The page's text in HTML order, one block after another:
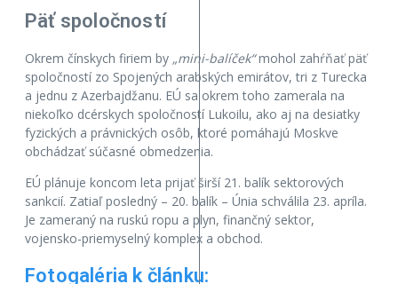
Päť spoločností
Okrem čínskych firiem by „mini-balíček“mohol zahŕňať päť
spoločností zo Spojených arabských emirátov, tri z Turecka
a jednu z Azerbajdžanu. EÚ sa okrem toho zamerala na
niekoľko dcérskych spoločností Lukoilu, ako aj na desiatky
fyzických a právnických osôb, ktoré pomáhajú Moskve
obchádzať súčasné obmedzenia.
EÚ plánuje koncom leta prijať širší 21. balík sektorových
sankcií. Zatiaľ posledný – 20. balík – Únia schválila 23. apríla.
Je zameraný na ruskú ropu a plyn, finančný sektor,
vojensko-priemyselný komplex a obchod.
Fotogaléria k článku: